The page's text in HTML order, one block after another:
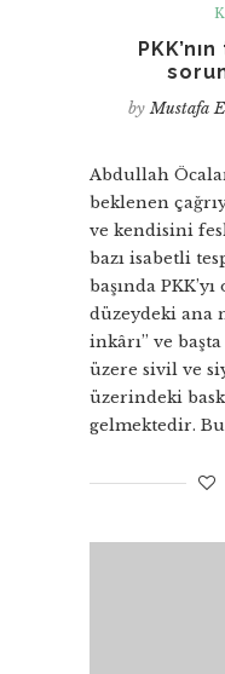
byMustafa
Abdullah
beklenen
ve kendisini
bazı isabetli
başında
düzeydeki ana
inkârı’’ ve
üzere sivil ve
üzerindeki
gelmektedir.